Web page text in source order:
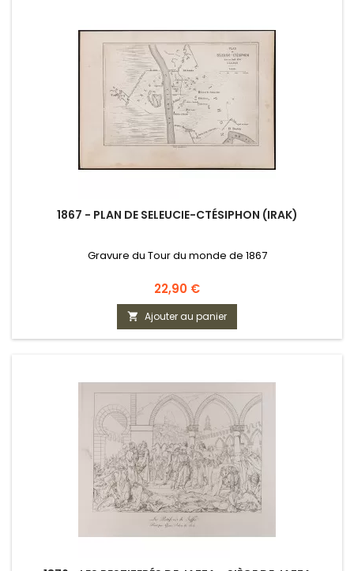
1867 - PLAN DE SELEUCIE-CTÉSIPHON (IRAK)
Gravure du Tour du monde de 1867
Prix
22,90 €
 Ajouter au panier